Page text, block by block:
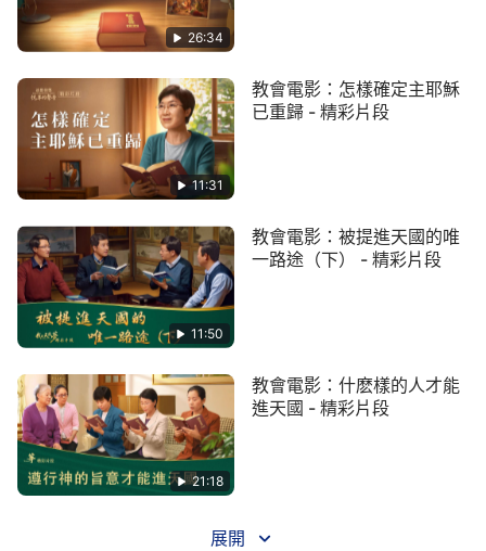
26:34
11:31
教會電影：怎樣確定主耶穌
已重歸 - 精彩片段
11:50
教會電影：被提進天國的唯
一路途（下） - 精彩片段
21:18
教會電影：什麽樣的人才能
進天國 - 精彩片段
展開